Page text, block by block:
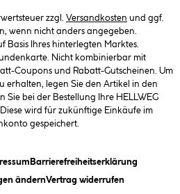
zzgl. Versandkosten und ggf.
wenn nicht anders angegeben.
Basis Ihres hinterlegten Marktes.
Nicht kombinierbar mit
Coupons und Rabatt-Gutscheinen. Um
erhalten, legen Sie den Artikel in den
bei der Bestellung Ihre HELLWEG
wird für zukünftige Einkäufe im
gespeichert.
ein Dialogfeld)
(öffnet ein Dialogfeld)
Barrierefreiheitserklärung(öffnet
ändern(öffnet ein Dialogfeld)
Vertrag widerrufen